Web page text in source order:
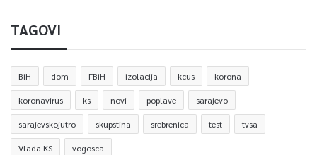
TAGOVI
BiH dom FBiH izolacija kcus korona
koronavirus ks novi poplave sarajevo
sarajevskojutro skupstina srebrenica test tvsa
Vlada KS vogosca